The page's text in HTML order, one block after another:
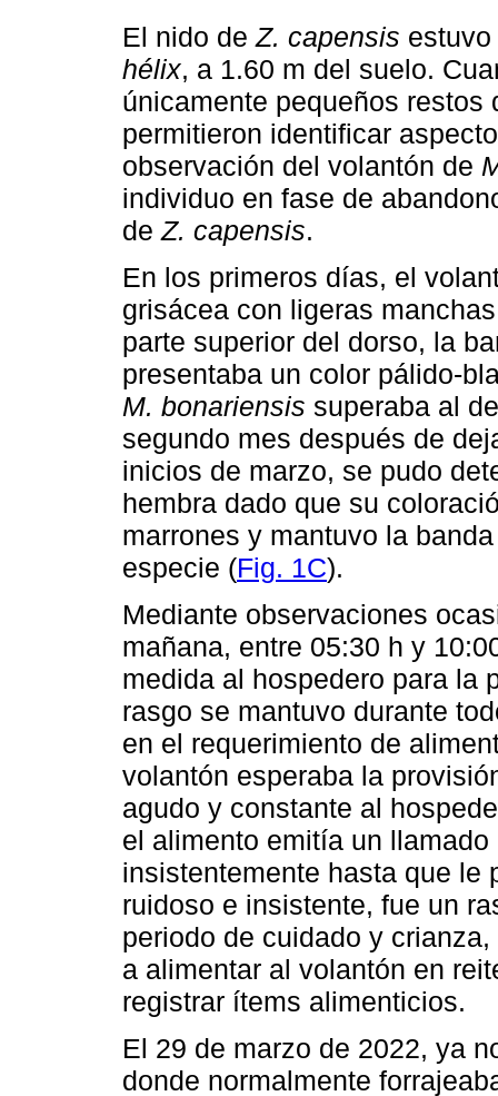
El nido deZ. capensis
hélix, a 1.60 m del suelo.
únicamente pequeños restos
permitieron identificar
observación del volantón de
individuo en fase de
deZ. capensis.
En los primeros días, el
grisácea con ligeras
parte superior del dorso, la
presentaba un color pálido-
M. bonariensis superaba al
segundo mes después de
inicios de marzo, se pudo
hembra dado que su
marrones y mantuvo la
especie (Fig. 1C).
Mediante observaciones
mañana, entre 05:30 h y
medida al hospedero para la
rasgo se mantuvo durante
en el requerimiento de
volantón esperaba la
agudo y constante al
el alimento emitía un
insistentemente hasta que le
ruidoso e insistente, fue un
periodo de cuidado y
a alimentar al volantón en
registrar ítems alimenticios.
El 29 de marzo de 2022, ya
donde normalmente